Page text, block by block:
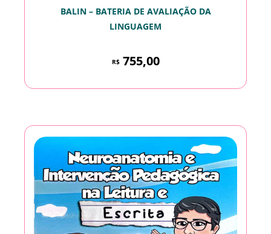
BALIN – BATERIA DE AVALIAÇÃO DA
LINGUAGEM
R$755,00